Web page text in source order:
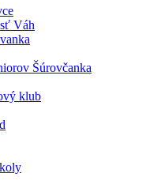
Váh
Šúrovčanka
klub